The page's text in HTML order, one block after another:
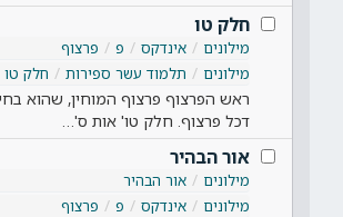
חלק טו
מילונים אינדקס פ
פרצוף
מילונים
תלמוד עשר ספירות חלק טו
ראש הפרצוף פרצוף המוחין, שהוא
דכל פרצוף. חלק טו' אות ס'…
אור הבהיר
מילונים
אור הבהיר
מילונים
אינדקס פ פרצוף